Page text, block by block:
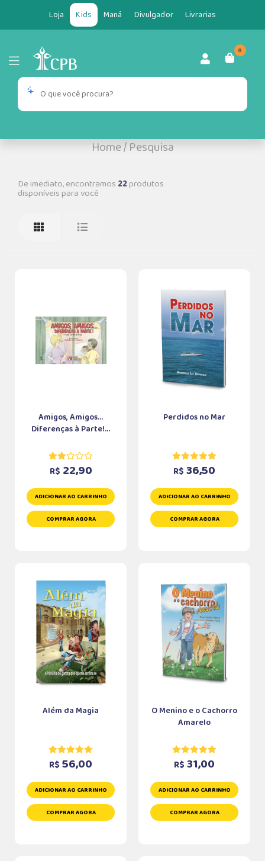
Loja Kids Maná Divulgador Livrarias
0
Home/Pesquisa
De imediato, encontramos 22produtos
disponíveis para você
Amigos, Amigos...
Diferenças à Parte!...
R$ 22,90
ADICIONAR AO CARRINHO
COMPRAR AGORA
Perdidos no Mar
R$ 36,50
ADICIONAR AO CARRINHO
COMPRAR AGORA
Além da Magia
R$ 56,00
ADICIONAR AO CARRINHO
COMPRAR AGORA
O Menino e o Cachorro
Amarelo
R$ 31,00
ADICIONAR AO CARRINHO
COMPRAR AGORA